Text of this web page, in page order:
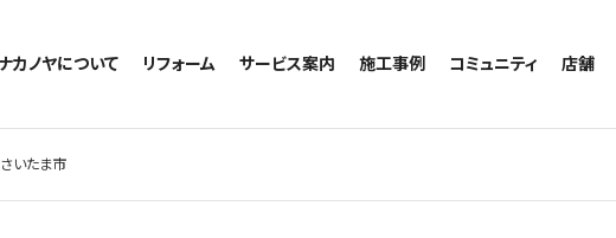
カノヤについて リフォーム
お風呂のリフォーム
洗面台のリフォーム
サービス案内
相談室・よくある質問
施工事例
トイレの施工事例
キッチンの施工事例
コミュニティ
アルブル通信
ブログ
店舗
墨
日
いたま市